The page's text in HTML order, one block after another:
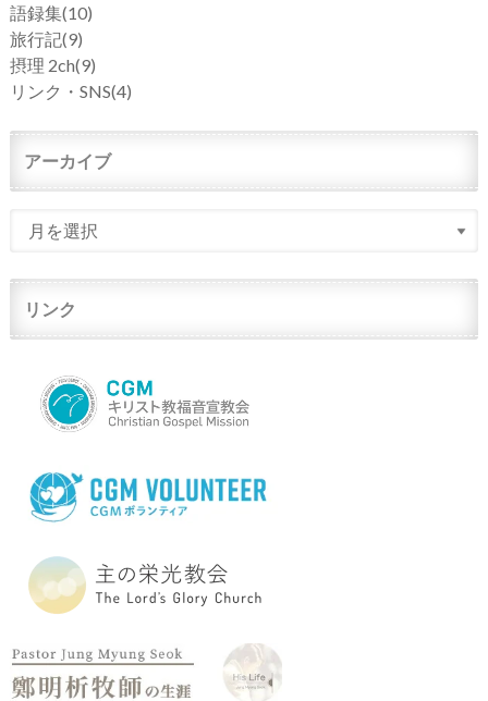
語録集(10)
旅行記(9)
摂理 2ch(9)
リンク・SNS(4)
アーカイブ
リンク